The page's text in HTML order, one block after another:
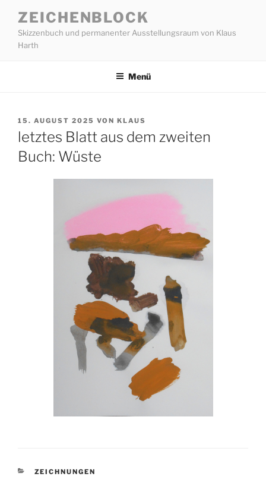
Inhalt
springen
ZEICHENBLOCK
Skizzenbuch und permanenter Ausstellungsraum von Klaus
Harth
Menü
VERÖFFENTLICHT
AM
15. AUGUST 2025 VON KLAUS
letztes Blatt aus dem zweiten
Buch: Wüste
KATEGORIEN
ZEICHNUNGEN